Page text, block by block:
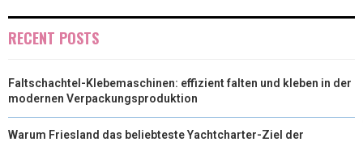
RECENT POSTS
Faltschachtel-Klebemaschinen: effizient falten und kleben in der
modernen Verpackungsproduktion
Warum Friesland das beliebteste Yachtcharter-Ziel der